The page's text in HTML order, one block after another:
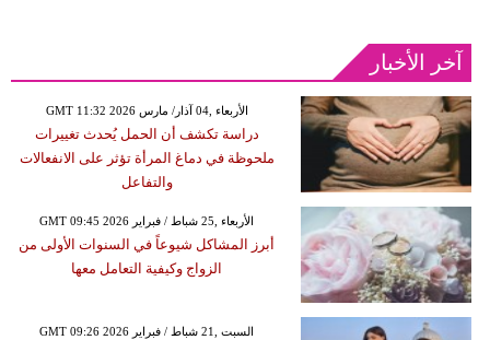
آخر الأخبار
GMT 11:32 2026 الأربعاء ,04 آذار/ مارس
دراسة تكشف أن الحمل يُحدث تغييرات
ملحوظة في دماغ المرأة تؤثر على الانفعالات
والتفاعل
GMT 09:45 2026 الأربعاء ,25 شباط / فبراير
أبرز المشاكل شيوعاً في السنوات الأولى من
الزواج وكيفية التعامل معها
GMT 09:26 2026 السبت ,21 شباط / فبراير